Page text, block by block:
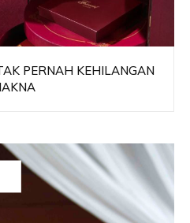
PERNAH KEHILANGAN